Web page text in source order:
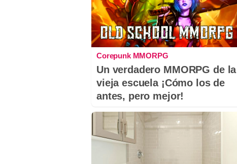
Corepunk MMORPG
Un verdadero MMORPG de la
vieja escuela ¡Cómo los de
antes, pero mejor!